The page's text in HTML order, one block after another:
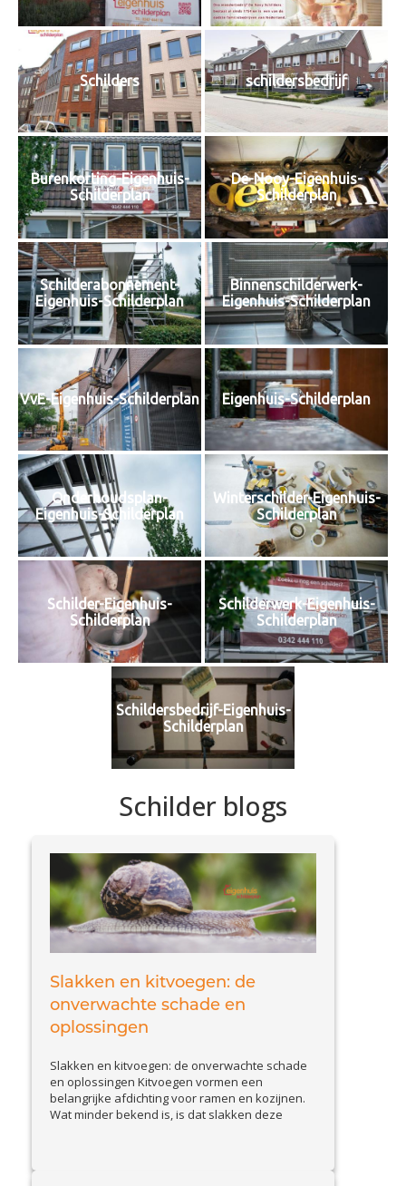
Schilders schildersbedrijf
Burenkorting-Eigenhuis-
Schilderplan
De-Nooy-Eigenhuis-
Schilderplan
Schilderabonnement-
Eigenhuis-Schilderplan
Binnenschilderwerk-
Eigenhuis-Schilderplan
VvE-Eigenhuis-Schilderplan Eigenhuis-Schilderplan
Onderhoudsplan-
Eigenhuis-Schilderplan
Winterschilder-Eigenhuis-
Schilderplan
Schilder-Eigenhuis-
Schilderplan
Schilderwerk-Eigenhuis-
Schilderplan
Schildersbedrijf-Eigenhuis-
Schilderplan
Schilder blogs
Slakken en kitvoegen: de
onverwachte schade en
oplossingen
Slakken en kitvoegen: de onverwachte schade
en oplossingen Kitvoegen vormen een
belangrijke afdichting voor ramen en kozijnen.
Wat minder bekend is, is dat slakken deze